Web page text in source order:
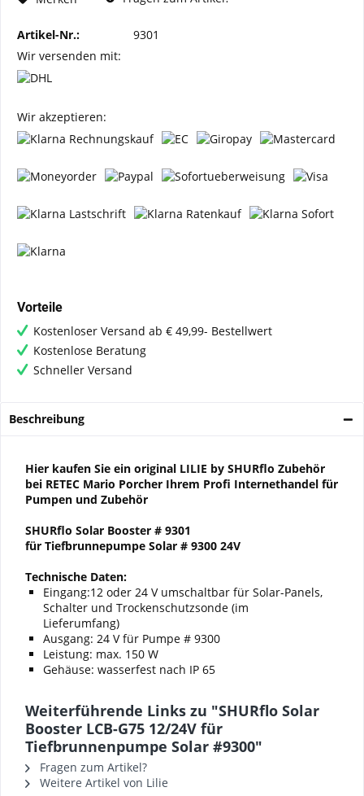
Artikel-Nr.:
9301
Wir versenden mit:
Wir akzeptieren:
Vorteile
Kostenloser Versand ab € 49,99- Bestellwert
Kostenlose Beratung
Schneller Versand
Beschreibung
Hier kaufen Sie ein original LILIE by SHURflo Zubehör
bei RETEC Mario Porcher Ihrem Profi Internethandel für
Pumpen und Zubehör
SHURflo Solar Booster # 9301
für Tiefbrunnepumpe Solar # 9300 24V
Technische Daten:
Eingang:12 oder 24 V umschaltbar für Solar-Panels,
Schalter und Trockenschutzsonde (im
Lieferumfang)
Ausgang: 24 V für Pumpe # 9300
Leistung: max. 150 W
Gehäuse: wasserfest nach IP 65
Weiterführende Links zu "SHURflo Solar
Booster LCB-G75 12/24V für
Tiefbrunnenpumpe Solar #9300"
Fragen zum Artikel?
Weitere Artikel von Lilie